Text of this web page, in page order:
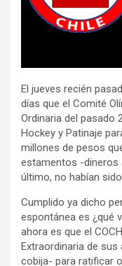
El jueves recién
días que el Comité
Ordinaria del pasado
Hockey y Patinaje
millones de pesos
estamentos -dineros
último, no habían
Cumplido ya dicho
espontánea es ¿qué
ahora es que el
Extraordinaria de
cobija- para ratificar